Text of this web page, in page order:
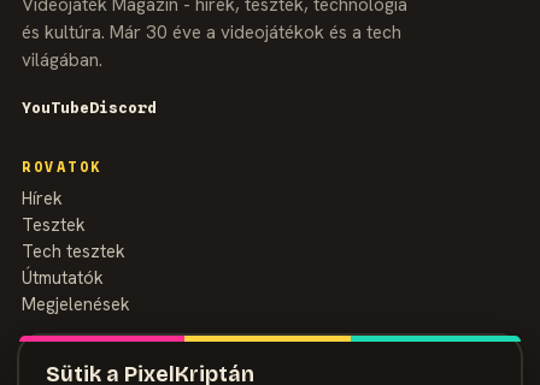
Sütik a PixelKriptán
és kultúra. Már 30 éve a videojátékok és a tech
világában.
YouTubeDiscord
ROVATOK
Hírek
Tesztek
Tech tesztek
Útmutatók
Megjelenések
MAGAZIN